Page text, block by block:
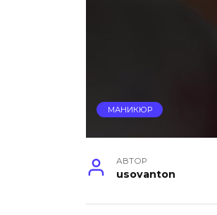
МАНИКЮР
АВТОР
usovanton